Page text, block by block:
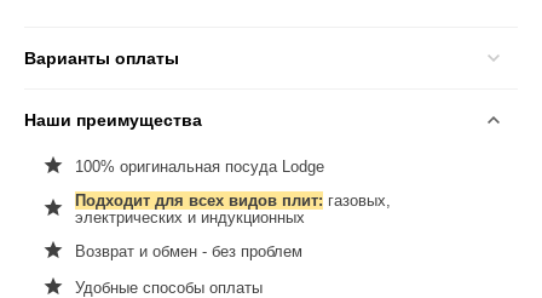
Варианты оплаты
Наши преимущества
100% оригинальная посуда Lodge
Подходит для всех видов плит: газовых,
электрических и индукционных
Возврат и обмен - без проблем
Удобные способы оплаты